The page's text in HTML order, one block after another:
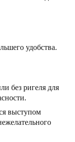
удобства.
без ригеля для
выступом